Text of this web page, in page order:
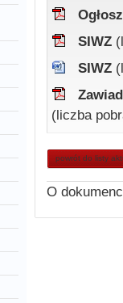
SIWZ
SIWZ
(liczba
powrót do listy
O